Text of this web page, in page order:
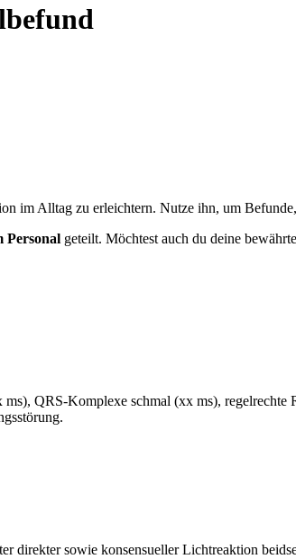
im Alltag zu erleichtern. Nutze ihn, um
Personal geteilt. Möchtest auch du deine
QRS-Komplexe schmal (xx ms),
direkter sowie konsensueller Lichtreaktion